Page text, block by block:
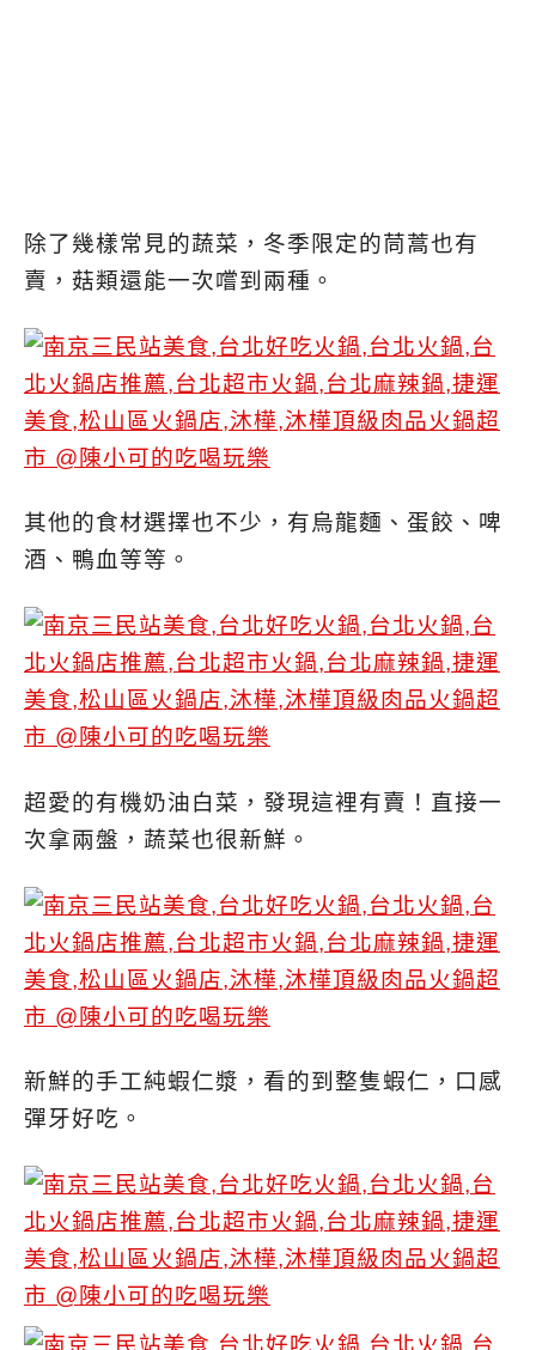
除了幾樣常見的蔬菜，冬季限定的茼蒿也有
賣，菇類還能一次嚐到兩種。
其他的食材選擇也不少，有烏龍麵、蛋餃、啤
酒、鴨血等等。
超愛的有機奶油白菜，發現這裡有賣！直接一
次拿兩盤，蔬菜也很新鮮。
新鮮的手工純蝦仁漿，看的到整隻蝦仁，口感
彈牙好吃。